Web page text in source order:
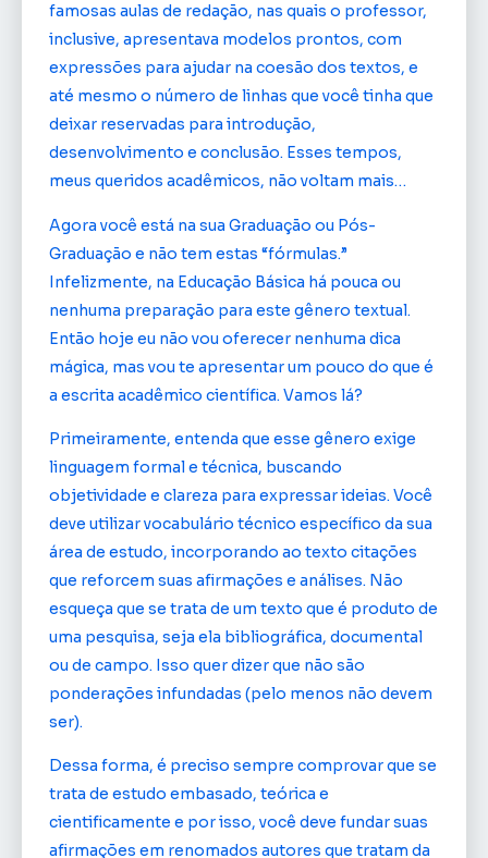
famosas aulas de redação, nas quais o professor,
inclusive, apresentava modelos prontos, com
expressões para ajudar na coesão dos textos, e
até mesmo o número de linhas que você tinha que
deixar reservadas para introdução,
desenvolvimento e conclusão. Esses tempos,
meus queridos acadêmicos, não voltam mais…
Agora você está na sua Graduação ou Pós-
Graduação e não tem estas “fórmulas.”
Infelizmente, na Educação Básica há pouca ou
nenhuma preparação para este gênero textual.
Então hoje eu não vou oferecer nenhuma dica
mágica, mas vou te apresentar um pouco do que é
a escrita acadêmico científica. Vamos lá?
Primeiramente, entenda que esse gênero exige
linguagem formal e técnica, buscando
objetividade e clareza para expressar ideias. Você
deve utilizar vocabulário técnico específico da sua
área de estudo, incorporando ao texto citações
que reforcem suas afirmações e análises. Não
esqueça que se trata de um texto que é produto de
uma pesquisa, seja ela bibliográfica, documental
ou de campo. Isso quer dizer que não são
ponderações infundadas (pelo menos não devem
ser).
Dessa forma, é preciso sempre comprovar que se
trata de estudo embasado, teórica e
cientificamente e por isso, você deve fundar suas
afirmações em renomados autores que tratam da